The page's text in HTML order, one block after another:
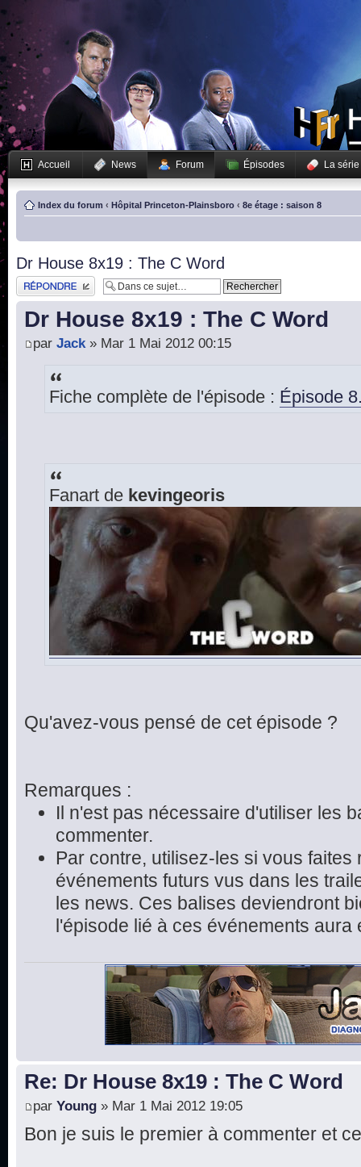
Accueil News Forum Épisodes La série
Index du forum ‹ Hôpital Princeton-Plainsboro ‹ 8e étage : saison 8
Dr House 8x19 : The C Word
Publier une réponse
Dr House 8x19 : The C Word
par Jack» Mar 1 Mai 2012 00:15
Fiche complète de l'épisode : Épisode
Fanart de kevingeoris
Qu'avez-vous pensé de cet épisode ?
Remarques :
Il n'est pas nécessaire d'utiliser les
commenter.
Par contre, utilisez-les si vous faites
événements futurs vus dans les
les news. Ces balises deviendront
l'épisode lié à ces événements aura
Re: Dr House 8x19 : The C Word
par Young » Mar 1 Mai 2012 19:05
Bon je suis le premier à commenter et